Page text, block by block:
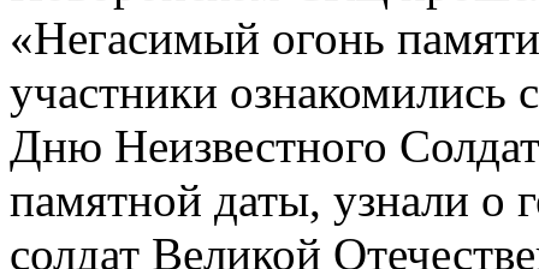
«Негасимый огонь
участники ознакомились
Дню Неизвестного
памятной даты, узнали о
солдат Великой